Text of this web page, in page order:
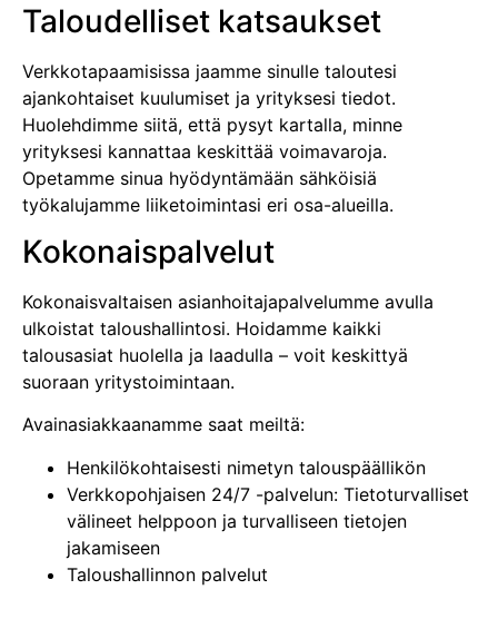
Taloudelliset katsaukset
Verkkotapaamisissa jaamme sinulle taloutesi
ajankohtaiset kuulumiset ja yrityksesi tiedot.
Huolehdimme siitä, että pysyt kartalla, minne
yrityksesi kannattaa keskittää voimavaroja.
Opetamme sinua hyödyntämään sähköisiä
työkalujamme liiketoimintasi eri osa-alueilla.
Kokonaispalvelut
Kokonaisvaltaisen asianhoitajapalvelumme avulla
ulkoistat taloushallintosi. Hoidamme kaikki
talousasiat huolella ja laadulla – voit keskittyä
suoraan yritystoimintaan.
Avainasiakkaanamme saat meiltä:
Henkilökohtaisesti nimetyn talouspäällikön
Verkkopohjaisen 24/7 -palvelun: Tietoturvalliset
välineet helppoon ja turvalliseen tietojen
jakamiseen
Taloushallinnon palvelut